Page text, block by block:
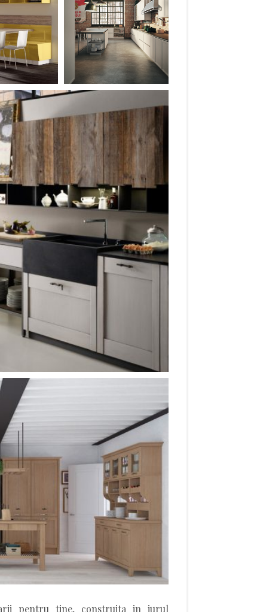
pentru tine, construita in jurul